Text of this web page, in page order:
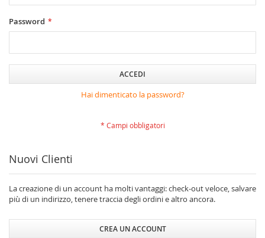
Password
ACCEDI
Hai dimenticato la password?
Nuovi Clienti
La creazione di un account ha molti vantaggi: check-out veloce, salvare
più di un indirizzo, tenere traccia degli ordini e altro ancora.
CREA UN ACCOUNT